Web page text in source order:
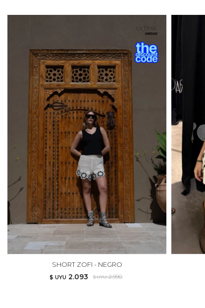
SHORT ZOFI - NEGRO
$ UYU 2.093 $ UYU 2.990